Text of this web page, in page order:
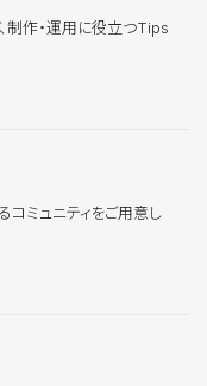
制作・運用に役立つTips
ミュニティをご用意し